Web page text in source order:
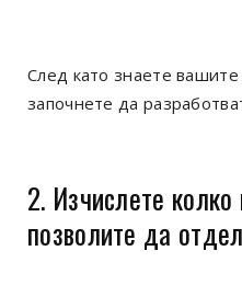
След като знаете
започнете да
2. Изчислете
позволите да